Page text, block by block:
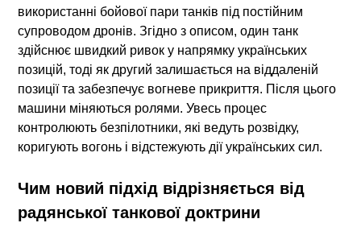
використанні бойової пари танків під постійним
супроводом дронів. Згідно з описом, один танк
здійснює швидкий ривок у напрямку українських
позицій, тоді як другий залишається на віддаленій
позиції та забезпечує вогневе прикриття. Після цього
машини міняються ролями. Увесь процес
контролюють безпілотники, які ведуть розвідку,
коригують вогонь і відстежують дії українських сил.
Чим новий підхід відрізняється від
радянської танкової доктрини